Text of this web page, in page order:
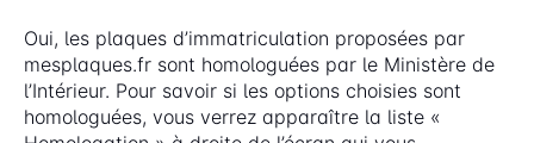
Oui, les plaques d’immatriculation proposées par
mesplaques.fr sont homologuées par le Ministère de
l’Intérieur. Pour savoir si les options choisies sont
homologuées, vous verrez apparaître la liste «